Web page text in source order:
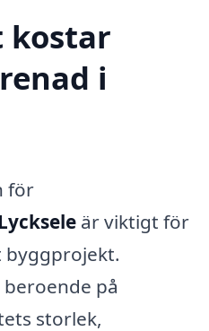
kostar
i
för
är viktigt för
byggprojekt.
på
storlek,